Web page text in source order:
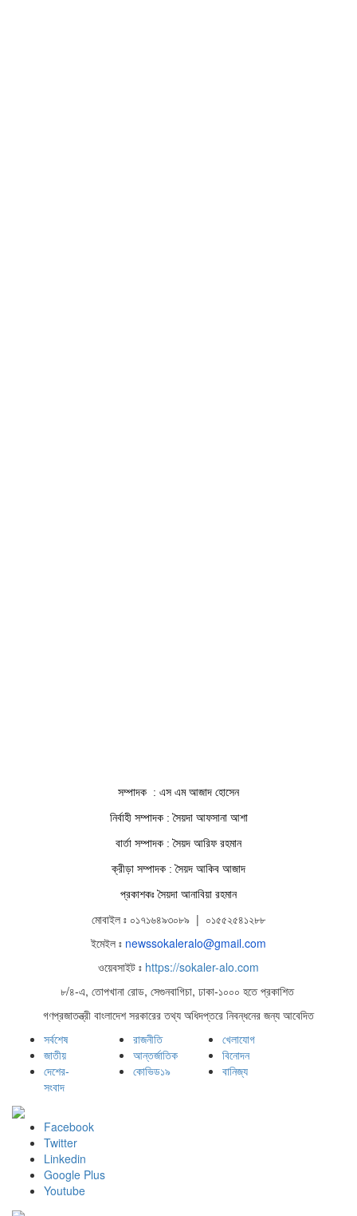
সম্পাদক : এস এম আজাদ হোসেন
নির্বাহী সম্পাদক : সৈয়দা আফসানা আশা
বার্তা সম্পাদক : সৈয়দ আরিফ রহমান
ক্রীড়া সম্পাদক : সৈয়দ আকিব আজাদ
প্রকাশকঃ সৈয়দা আনাবিয়া রহমান
মোবাইল ঃ ০১৭১৬৪৯৩০৮৯ | ০১৫৫২৫৪১২৮৮
ইমেইল ঃ newssokaleralo@gmail.com
ওয়েবসাইট ঃ https://sokaler-alo.com
৮/৪-এ, তোপখানা রোড, সেগুনবাগিচা, ঢাকা-১০০০ হতে প্রকাশিত
গণপ্রজাতন্ত্রী বাংলাদেশ সরকারের তথ্য অধিদপ্তরে নিবন্ধনের জন্য আবেদিত
সর্বশেষ
জাতীয়
দেশের-
সংবাদ
রাজনীতি
আন্তর্জাতিক
কোভিড১৯
খেলাযোগ
বিনোদন
বানিজ্য
Facebook
Twitter
Linkedin
Google Plus
Youtube